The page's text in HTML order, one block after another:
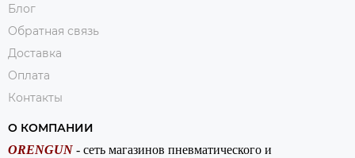
Блог
Обратная связь
Доставка
Оплата
Контакты
О КОМПАНИИ
ORENGUN - сеть магазинов пневматического и